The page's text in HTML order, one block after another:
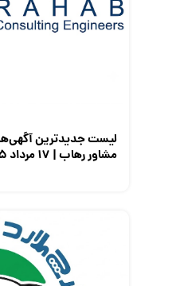
معرفی شرکت ها
لیست جدیدترین
مشاور رهاب | ۱۷ مرداد ۱۴۰۵